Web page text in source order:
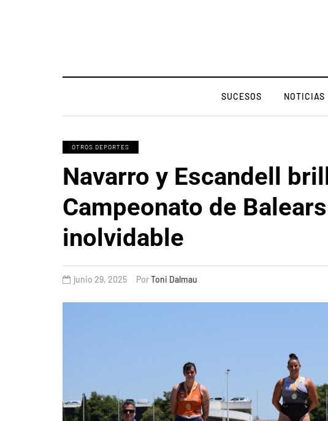
SUCESOS NOTICIAS
OTROS DEPORTES
Navarro y Escandell
Campeonato de Balears
inolvidable
junio 29, 2025 PorToni Dalmau